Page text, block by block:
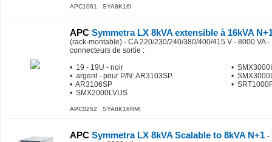
APC1061 SYA8K16I
APC Symmetra LX 8kVA extensible à 16kVA
(rack-montable) - CA 220/230/240/380/400/415 V - 8000 VA
connecteurs de sortie :
• 19 - 19U - noir
• argent - pour P/N: AR3103SP
• AR3106SP
• SMX2000LVUS
•
•
•
APC0252 SYA8K16RMI
APC Symmetra LX 8kVA Scalable to 8kVA N+1 -